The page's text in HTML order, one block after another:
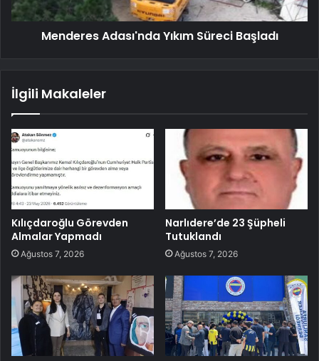
Menderes Adası'nda Yıkım Süreci Başladı
İlgili Makaleler
Kılıçdaroğlu Görevden
Almalar Yapmadı
Ağustos 7, 2026
Narlıdere’de 23 Şüpheli
Tutuklandı
Ağustos 7, 2026